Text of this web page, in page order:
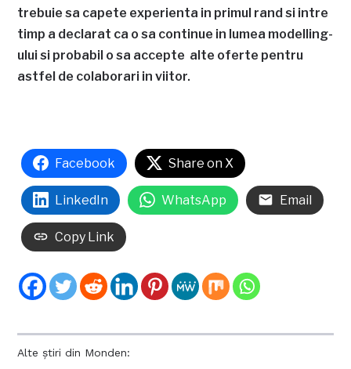
Alte știri din Monden:
trebuie sa capete experienta in primul rand si intre
timp a declarat ca o sa continue in lumea modelling-
ului si probabil o sa accepte alte oferte pentru
astfel de colaborari in viitor.
Facebook Share on X
LinkedIn WhatsApp Email
Copy Link